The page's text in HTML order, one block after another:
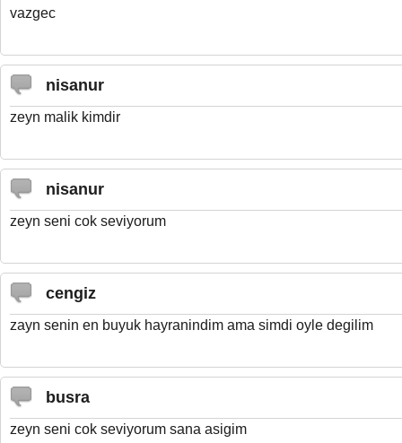
vazgec
nisanur
zeyn malik kimdir
nisanur
zeyn seni cok seviyorum
cengiz
zayn senin en buyuk hayranindim ama simdi oyle degilim
busra
zeyn seni cok seviyorum sana asigim